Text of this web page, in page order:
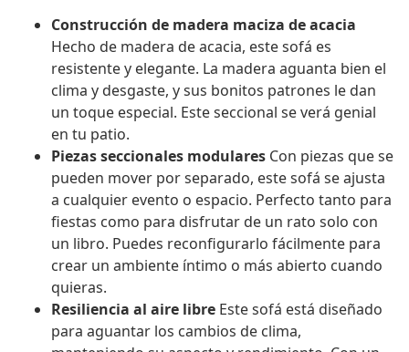
Construcción de madera maciza de acacia
Hecho de madera de acacia, este sofá es
resistente y elegante. La madera aguanta bien el
clima y desgaste, y sus bonitos patrones le dan
un toque especial. Este seccional se verá genial
en tu patio.
Piezas seccionales modulares Con piezas que se
pueden mover por separado, este sofá se ajusta
a cualquier evento o espacio. Perfecto tanto para
fiestas como para disfrutar de un rato solo con
un libro. Puedes reconfigurarlo fácilmente para
crear un ambiente íntimo o más abierto cuando
quieras.
Resiliencia al aire libre Este sofá está diseñado
para aguantar los cambios de clima,